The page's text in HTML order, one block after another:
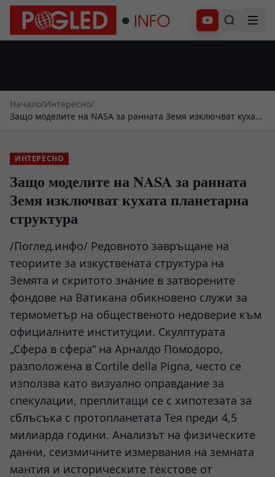
Абонирай се
Начало/Интересно/
Защо моделите на NASA за ранната Земя изключват кухата
ИНТЕРЕСНО
Защо моделите на NASA за ранната
Земя изключват кухата планетарна
структура
/Поглед.инфо/ Редовното завръщане на
теориите за изкуствената структура на
Земята и скритото знание в затворените
фондове на Ватикана обикновено служи за
термометър на общественото недоверие към
официалните институции. Скулптурата
„Сфера в сфера“ на Арналдо Помодоро,
разположена в Cortile della Pigna, често се
използва като визуално оправдание за
спекулации, преплитащи се с хипотезата за
сблъсъка с протопланетата Тея преди 4,5
милиарда години. Анализът на физическите
данни, сеизмичните измервания на земната
мантия и историческите текстове от